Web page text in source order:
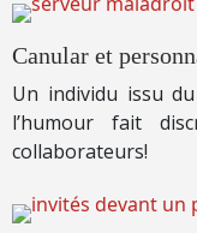
Canular et
Un individu issu
l’humour fait
collaborateurs!